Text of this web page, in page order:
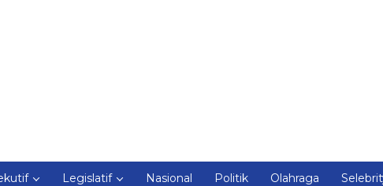
Legislatif Nasional Politik Olahraga